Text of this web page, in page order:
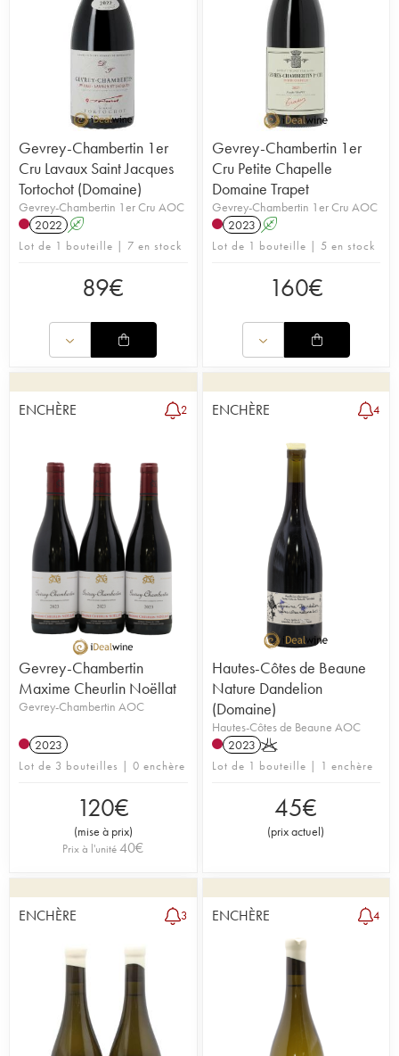
Gevrey-Chambertin 1er
Cru Lavaux Saint Jacques
Tortochot (Domaine)
Gevrey-Chambertin 1er Cru AOC
2022 A
Lot de 1 bouteille | 7 en stock
89€
Gevrey-Chambertin 1er
Cru Petite Chapelle
Domaine Trapet
Gevrey-Chambertin 1er Cru AOC
2023 A
Lot de 1 bouteille | 5 en stock
160€
ENCHÈRE 2
Gevrey-Chambertin
Maxime Cheurlin Noëllat
Gevrey-Chambertin AOC
2023
Lot de 3 bouteilles | 0 enchère
120€
(mise à prix)
Prix à l'unité40€
ENCHÈRE 4
Hautes-Côtes de Beaune
Nature Dandelion
(Domaine)
Hautes-Côtes de Beaune AOC
2023 K
Lot de 1 bouteille | 1 enchère
45€
(prix actuel)
ENCHÈRE 3 ENCHÈRE 4